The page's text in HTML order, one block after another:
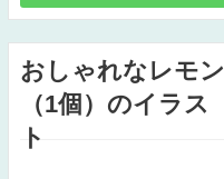
おしゃれなレモン
（1個）のイラス
ト